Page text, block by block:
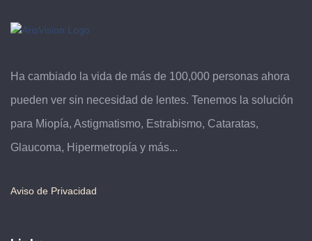
Ha cambiado la vida de más de 100,000 personas ahora
pueden ver sin necesidad de lentes. Tenemos la solución
para Miopía, Astigmatismo, Estrabismo, Cataratas,
Glaucoma, Hipermetropía y más...
Aviso de Privacidad